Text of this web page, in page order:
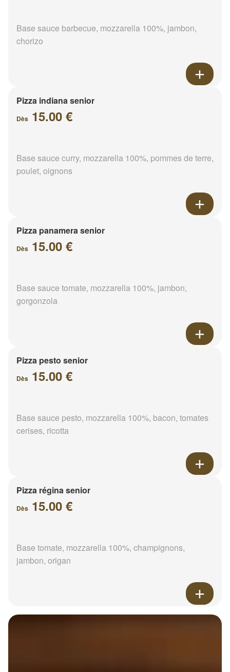
Base sauce barbecue, mozzarella 100%, jambon,
chorizo
Pizza indiana senior
Dès 15.00 €
Base sauce curry, mozzarella 100%, pommes de terre,
poulet, oignons
Pizza panamera senior
Dès 15.00 €
Base sauce tomate, mozzarella 100%, jambon,
gorgonzola
Pizza pesto senior
Dès 15.00 €
Base sauce pesto, mozzarella 100%, bacon, tomates
cerises, ricotta
Pizza régina senior
Dès 15.00 €
Base tomate, mozzarella 100%, champignons,
jambon, origan